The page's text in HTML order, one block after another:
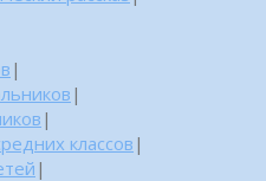
|
|
|
классов |
|